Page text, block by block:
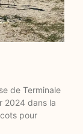
de Terminale
2024 dans la
pour